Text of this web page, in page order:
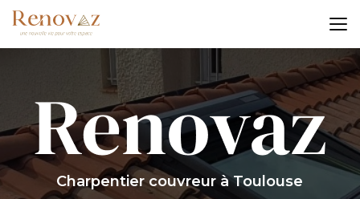
Aller
au
contenu
principal
Charpentier couvreur à Toulouse